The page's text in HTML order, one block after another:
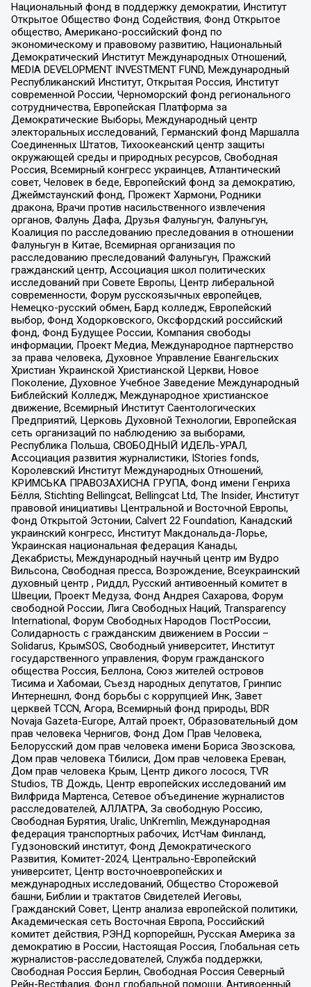
Национальный фонд в поддержку демократии, Институт
Открытое Общество Фонд Содействия, Фонд Открытое
общество, Американо-российский фонд по
экономическому и правовому развитию, Национальный
Демократический Институт Международных Отношений,
MEDIA DEVELOPMENT INVESTMENT FUND, Международный
Республиканский Институт, Открытая Россия, Институт
современной России, Черноморский фонд регионального
сотрудничества, Европейская Платформа за
Демократические Выборы, Международный центр
электоральных исследований, Германский фонд Маршалла
Соединенных Штатов, Тихоокеанский центр защиты
окружающей среды и природных ресурсов, Свободная
Россия, Всемирный конгресс украинцев, Атлантический
совет, Человек в беде, Европейский фонд за демократию,
Джеймстаунский фонд, Прожект Хармони, Родники
дракона, Врачи против насильственного извлечения
органов, Фалунь Дафа, Друзья Фалуньгун, Фалуньгун,
Коалиция по расследованию преследования в отношении
Фалуньгун в Китае, Всемирная организация по
расследованию преследований Фалуньгун, Пражский
гражданский центр, Ассоциация школ политических
исследований при Совете Европы, Центр либеральной
современности, Форум русскоязычных европейцев,
Немецко-русский обмен, Бард колледж, Европейский
выбор, Фонд Ходорковского, Оксфордский российский
фонд, Фонд Будущее России, Компания свободы
информации, Проект Медиа, Международное партнерство
за права человека, Духовное Управление Евангельских
Христиан Украинской Христианской Церкви, Новое
Поколение, Духовное Учебное Заведение Международный
Библейский Колледж, Международное христианское
движение, Всемирный Институт Саентологических
Предприятий, Церковь Духовной Технологии, Европейская
сеть организаций по наблюдению за выборами,
Республика Польша, СВОБОДНЫЙ ИДЕЛЬ-УРАЛ,
Ассоциация развития журналистики, IStories fonds,
Королевский Институт Международных Отношений,
КРИМСЬКА ПРАВОЗАХИСНА ГРУПА, Фонд имени Генриха
Бёлля, Stichting Bellingcat, Bellingcat Ltd, The Insider, Институт
правовой инициативы Центральной и Восточной Европы,
Фонд Открытой Эстонии, Calvert 22 Foundation, Канадский
украинский конгресс, Институт Макдональда-Лорье,
Украинская национальная федерация Канады,
Декабристы, Международный научный центр им Вудро
Вильсона, Свободная пресса, Возрождение, Всеукраинский
духовный центр , Риддл, Русский антивоенный комитет в
Швеции, Проект Медуза, Фонд Андрея Сахарова, Форум
свободной России, Лига Свободных Наций, Transparеncy
International, Форум Свободных Народов ПостРоссии,
Солидарность с гражданским движением в России –
Solidarus, КрымSOS, Свободный университет, Институт
государственного управления, Форум гражданского
общества Россия, Беллона, Союз жителей островов
Тисима и Хабомаи, Съезд народных депутатов, Гринпис
Интернешнл, Фонд борьбы с коррупцией Инк, Завет
церквей TCCN, Агора, Всемирный фонд природы, BDR
Novaja Gazeta-Europe, Алтай проект, Образовательный дом
прав человека Чернигов, Фонд Дом Прав Человека,
Белорусский дом прав человека имени Бориса Звозскова,
Дом прав человека Тбилиси, Дом прав человека Ереван,
Дом прав человека Крым, Центр дикого лосося, TVR
Studios, ТВ Дождь, Центр европейских исследований им
Вилфрида Мартенса, Сетевое объединение журналистов
расследователей, АЛЛАТРА, За свободную Россию,
Свободная Бурятия, Uralic, UnKremlin, Международная
федерация транспортных рабочих, ИстЧам Финланд,
Гудзоновский институт, Фонд Демократического
Развития, Комитет-2024, Центрально-Европейский
университет, Центр восточноевропейских и
международных исследований, Общество Сторожевой
башни, Библии и трактатов Свидетелей Иеговы,
Гражданский Совет, Центр анализа европейской политики,
Академическая сеть Восточная Европа, Российский
комитет действия, РЭНД корпорейшн, Русская Америка за
демократию в России, Настоящая Россия, Глобальная сеть
журналистов-расследователей, Служба поддержки,
Свободная Россия Берлин, Свободная Россия Северный
Рейн-Вестфалия, Фонд глобальной помощи, Антивоенный